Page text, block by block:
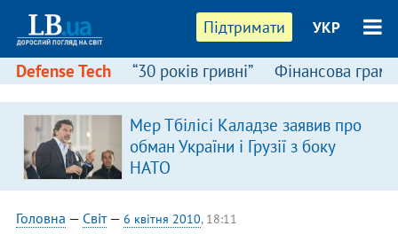
Підтримати УКР
Defense Tech “30 років гривні” Фінансова
Мер Тбілісі Каладзе заявив про
обман України і Грузії з боку
НАТО
Головна — Світ— 6 квітня 2010, 18:11